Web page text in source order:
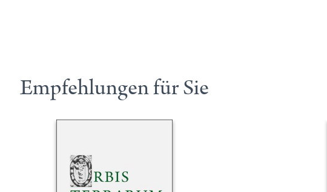
Empfehlungen für Sie